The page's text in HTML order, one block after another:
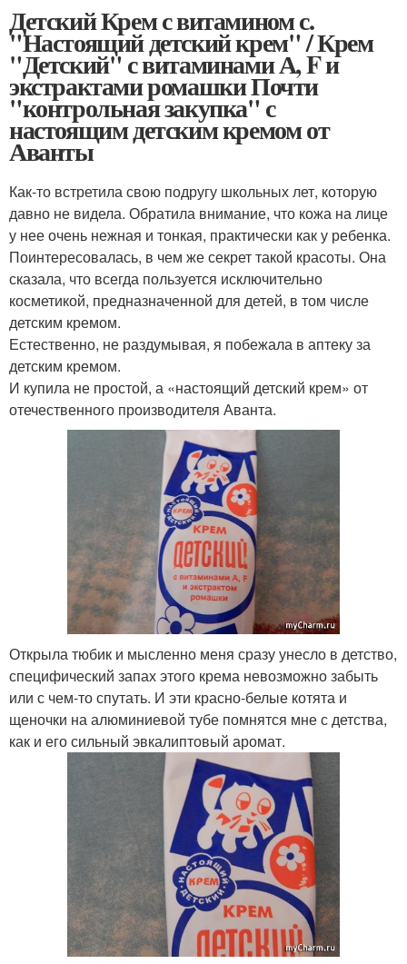
Детский Крем с витамином с.
"Настоящий детский крем" / Крем
"Детский" с витаминами А, F и
экстрактами ромашки Почти
"контрольная закупка" с
настоящим детским кремом от
Аванты
Как-то встретила свою подругу школьных лет, которую
давно не видела. Обратила внимание, что кожа на лице
у нее очень нежная и тонкая, практически как у ребенка.
Поинтересовалась, в чем же секрет такой красоты. Она
сказала, что всегда пользуется исключительно
косметикой, предназначенной для детей, в том числе
детским кремом.
Естественно, не раздумывая, я побежала в аптеку за
детским кремом.
И купила не простой, а «настоящий детский крем» от
отечественного производителя Аванта.
Открыла тюбик и мысленно меня сразу унесло в детство,
специфический запах этого крема невозможно забыть
или с чем-то спутать. И эти красно-белые котята и
щеночки на алюминиевой тубе помнятся мне с детства,
как и его сильный эвкалиптовый аромат.